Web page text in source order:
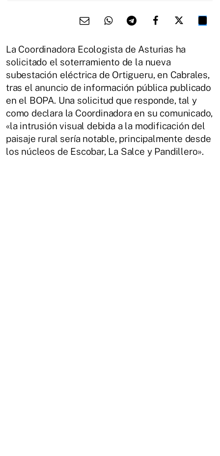
La Coordinadora Ecologista de Asturias ha
solicitado el soterramiento de la nueva
subestación eléctrica de Ortigueru, en Cabrales,
tras el anuncio de información pública publicado
en el BOPA. Una solicitud que responde, tal y
como declara la Coordinadora en su comunicado,
«la intrusión visual debida a la modificación del
paisaje rural sería notable, principalmente desde
los núcleos de Escobar, La Salce y Pandillero».